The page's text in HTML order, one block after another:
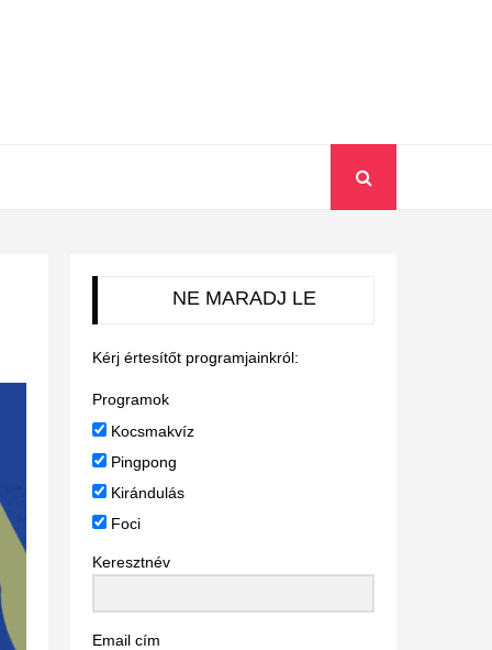
NE MARADJ LE
Kérj értesítőt programjainkról:
Programok
Kocsmakvíz
Pingpong
Kirándulás
Foci
Keresztnév
Email cím